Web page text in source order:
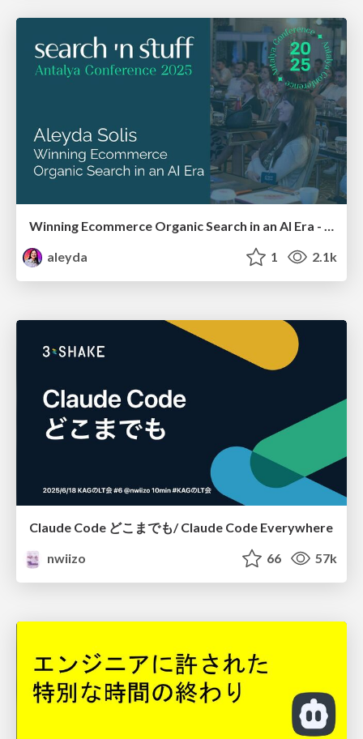
aleyda
1 2.1k
Claude Code どこまでも/ Claude Code Everywhere
nwiizo
66 57k